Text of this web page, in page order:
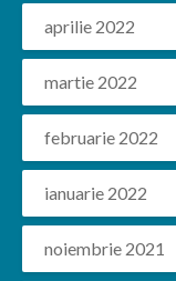
aprilie 2022
martie 2022
februarie 2022
ianuarie 2022
noiembrie 2021